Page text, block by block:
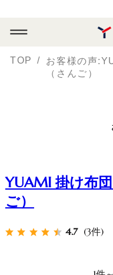
TOP
お客様の声
（さんご）
YUAMI 掛け布
ご）
4.7 (3件)